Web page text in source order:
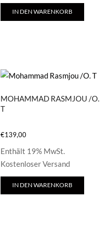
IN DEN WARENKORB
MOHAMMAD RASMJOU /O.
T
€139,00
Enthält 19% MwSt.
Kostenloser Versand
IN DEN WARENKORB